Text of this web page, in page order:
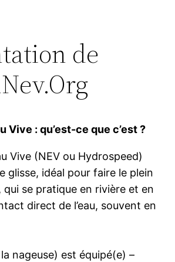
de
Vive : qu’est-ce que c’est ?
Vive (NEV ou Hydrospeed)
glisse, idéal pour faire le plein
qui se pratique en rivière et en
direct de l’eau, souvent en
nageuse) est équipé(e) –